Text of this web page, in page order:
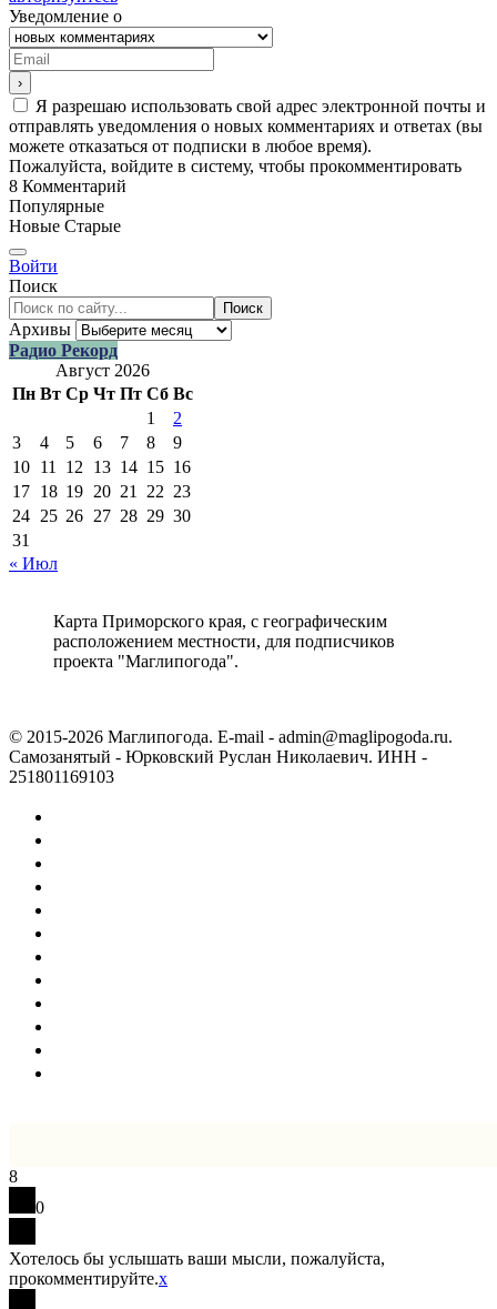
Уведомление о
Я разрешаю использовать свой адрес электронной почты и
отправлять уведомления о новых комментариях и ответах (вы
можете отказаться от подписки в любое время).
Пожалуйста, войдите в систему, чтобы прокомментировать
8 Комментарий
Популярные
Новые Старые
Войти
Поиск
Поиск
Архивы
Радио Рекорд
Август 2026
Пн Вт Ср Чт Пт Сб Вс
1
2
3
4 5 6 7 8
9
10 11 12 13 14 15 16
17 18 19 20 21 22 23
24 25 26 27 28 29 30
31
« Июл
Карта Приморского края, с географическим
расположением местности, для подписчиков
проекта "Маглипогода".
© 2015-2026 Маглипогода. E-mail - admin@maglipogoda.ru.
Самозанятый - Юрковский Руслан Николаевич. ИНН -
251801169103
8
0
Хотелось бы услышать ваши мысли, пожалуйста,
прокомментируйте.x